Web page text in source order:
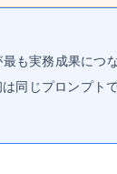
実務成果につ
同じプロンプト